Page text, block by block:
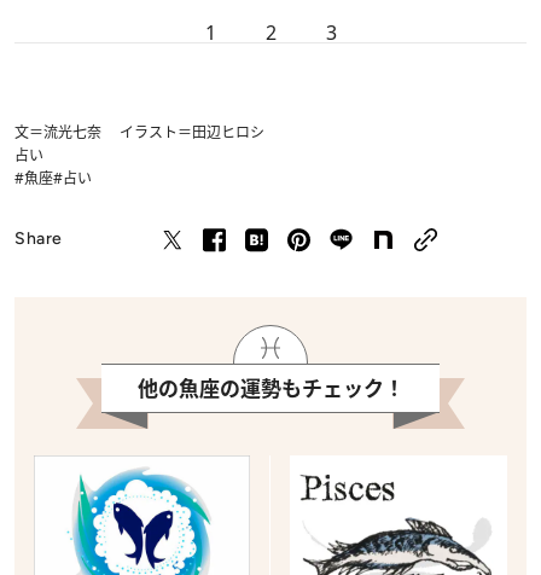
1 2 3
文＝流光七奈 イラスト＝田辺ヒロシ
占い
#魚座#占い
Share
他の魚座の運勢もチェック！